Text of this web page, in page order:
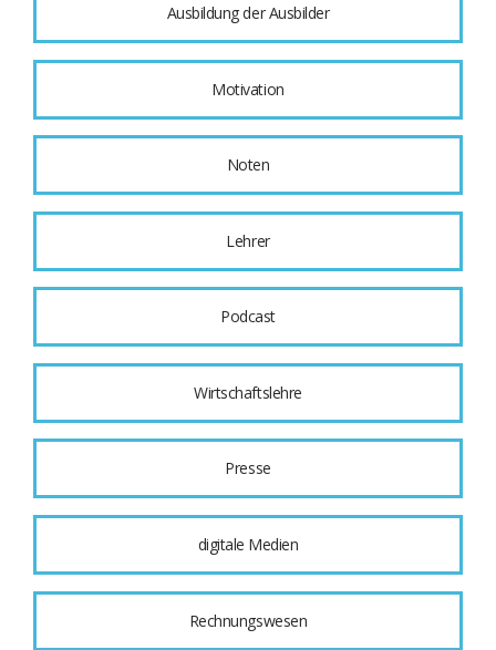
Ausbildung der Ausbilder
Motivation
Noten
Lehrer
Podcast
Wirtschaftslehre
Presse
digitale Medien
Rechnungswesen